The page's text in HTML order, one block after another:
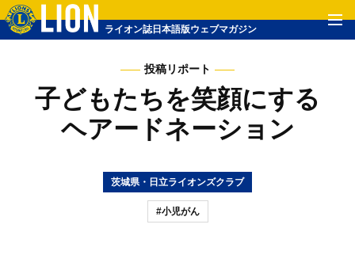
ライオン誌日本語版ウェブマガジン
投稿リポート
子どもたちを笑顔にする
ヘアードネーション
茨城県・日立ライオンズクラブ
#小児がん